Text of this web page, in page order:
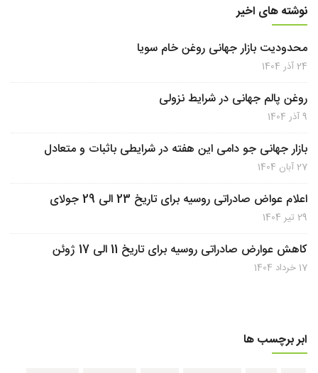
نوشته های اخیر
محدودیت بازار جهانی روغن خام سویا
24 آذر 1404
روغن پالم جهانی در شرایط نزولی
9 آذر 1404
بازار جهانی جو دامی این هفته در شرایطی باثبات و متعادل
27 آبان 1404
اعلام عواض صادراتی روسیه برای تاریخ 23 الی 29 جولای
29 تیر 1404
کاهش عوارض صادراتی روسیه برای تاریخ 11 الی 17 ژوئن
17 خرداد 1404
ابر برچسب ها